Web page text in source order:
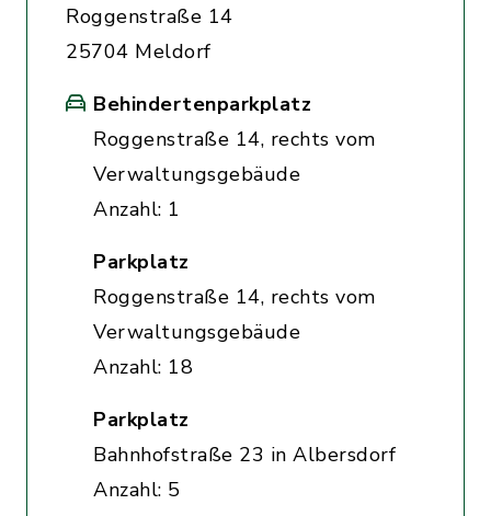
Roggenstraße 14
25704 Meldorf
Behindertenparkplatz
Roggenstraße 14, rechts vom
Verwaltungsgebäude
Anzahl: 1
Parkplatz
Roggenstraße 14, rechts vom
Verwaltungsgebäude
Anzahl: 18
Parkplatz
Bahnhofstraße 23 in Albersdorf
Anzahl: 5